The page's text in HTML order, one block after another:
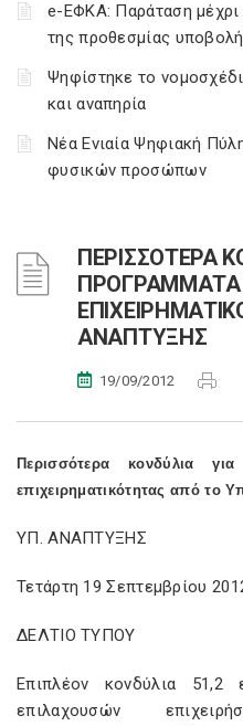
e-ΕΦΚΑ: Παράταση
της προθεσμίας
Ψηφίστηκε το
και αναπηρία
Νέα Ενιαία Ψηφιακή
φυσικών προσώπων
ΠΕΡΙΣΣΟΤΕΡΑ
ΠΡΟΓΡΑΜΜΑΤΑ
ΑΝΑΠΤΥΞΗΣ
19/09/2012
Περισσότερα κονδύλια
επιχειρηματικότητας από το
ΥΠ. ΑΝΑΠΤΥΞΗΣ
Τετάρτη 19 Σεπτεμβρίου
ΔΕΛΤΙΟ ΤΥΠΟΥ
Επιπλέον κονδύλια
επιλαχουσών